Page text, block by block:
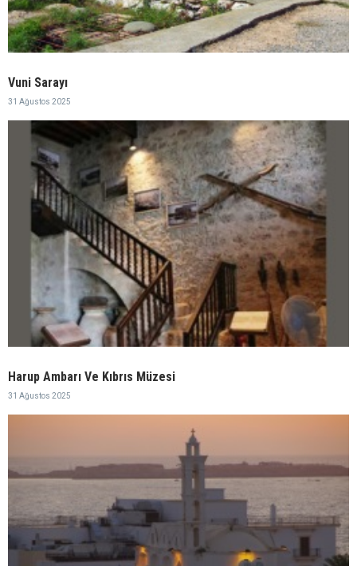
Vuni Sarayı
31 Ağustos 2025
Harup Ambarı Ve Kıbrıs Müzesi
31 Ağustos 2025